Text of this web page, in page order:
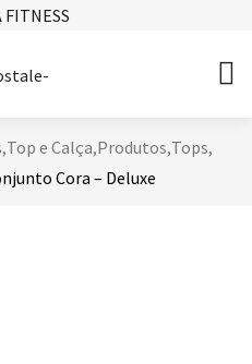
FITNESS
,Top e Calça,Produtos,Tops,
Cora – Deluxe